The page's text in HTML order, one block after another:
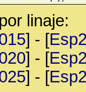
linaje:
] - [
] - [
] - [